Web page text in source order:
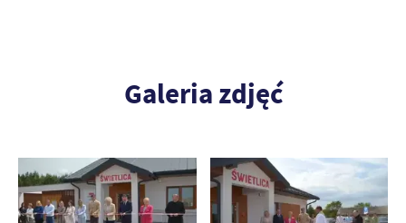
Galeria zdjęć